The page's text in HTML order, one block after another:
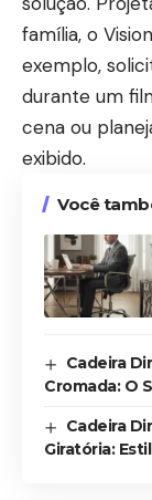
família, o
exemplo,
durante um
cena ou
exibido.
Você
Cadeira
Cromada: O
Cadeira
Giratória: